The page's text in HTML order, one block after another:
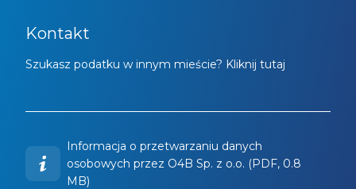
Kontakt
Szukasz podatku w innym mieście? Kliknij tutaj
Informacja o przetwarzaniu danych
osobowych przez O4B Sp. z o.o. (PDF, 0.8
MB)